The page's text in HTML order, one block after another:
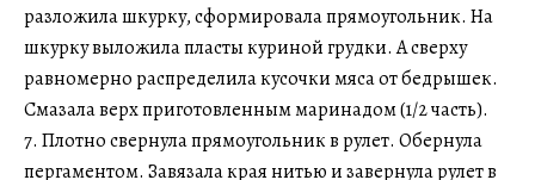
разложила шкурку, сформировала прямоугольник. На
шкурку выложила пласты куриной грудки. А сверху
равномерно распределила кусочки мяса от бедрышек.
Смазала верх приготовленным маринадом (1/2 часть).
7. Плотно свернула прямоугольник в рулет. Обернула
пергаментом. Завязала края нитью и завернула рулет в